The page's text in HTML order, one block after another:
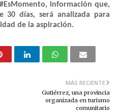
información que,
días, será analizada para
de la aspiración.
MÁS RECIENTE
Gutiérrez, una provincia
organizada en turismo
comunitario